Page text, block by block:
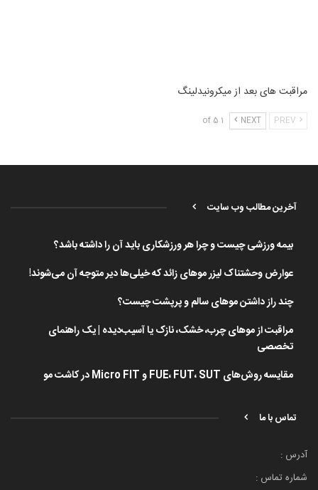
مراقبت های بعد از میکرونیدلینگ
NEXT
1 of 5
آخرین مطالب وب سایت
بیمه ورزشی چیست و چرا هر ورزشکاری باید آن را داشته باشد؟
عوارض وحشتناک لیزر موهای زائد که خیلی‌ها دیر متوجه آن می‌شوند!
چند راز داشتن موهای سالم و پرپشت چیست؟
مراقبت از موهای چرب، خشک، نازک یا آسیب‌دیده | یک راهنمای
تخصصی
مقایسه روش‌های FUE، FUT، SUT و Micro FIT در کاشت مو
تماس با ما
آدرس :
شماره تماس :